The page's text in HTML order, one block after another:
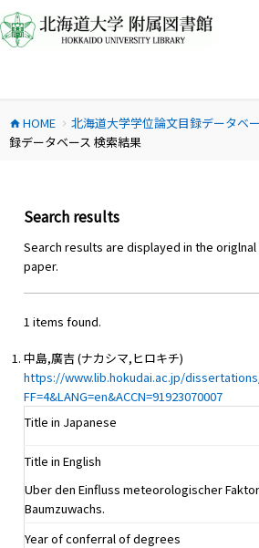
ン
テ
ス
キ
home HOME chevron_right 北海道大学学位論文目録データベ
録データベース 検索結果
Search results
Search results are displayed in the
paper.
1 items found.
中島,廣吉 (ナカシマ,ヒロキチ)
https://www.lib.hokudai.ac.jp/
FF=4&LANG=en&ACCN=91923070007
Title in Japanese
Title in English
Uber den Einfluss meteorologischer
Baumzuwachs.
Year of conferral of degrees